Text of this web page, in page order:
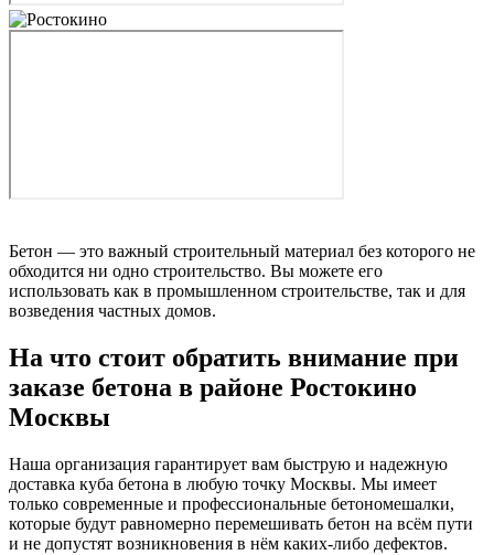
Бетон — это важный строительный материал без которого не
обходится ни одно строительство. Вы можете его
использовать как в промышленном строительстве, так и для
возведения частных домов.
На что стоит обратить внимание при
заказе бетона в районе Ростокино
Москвы
Наша организация гарантирует вам быструю и надежную
доставка куба бетона в любую точку Москвы. Мы имеет
только современные и профессиональные бетономешалки,
которые будут равномерно перемешивать бетон на всём пути
и не допустят возникновения в нём каких-либо дефектов.